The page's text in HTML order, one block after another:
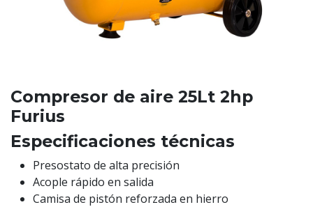
Compresor de aire 25Lt 2hp
Furius
Especificaciones técnicas
Presostato de alta precisión
Acople rápido en salida
Camisa de pistón reforzada en hierro